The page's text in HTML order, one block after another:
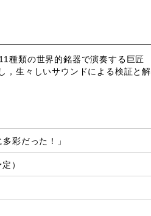
種類の世界的銘器で演奏する巨匠
生々しいサウンドによる検証と解
彩だった！」
）